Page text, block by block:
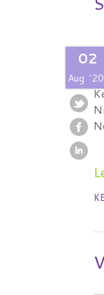
02
Aug '20